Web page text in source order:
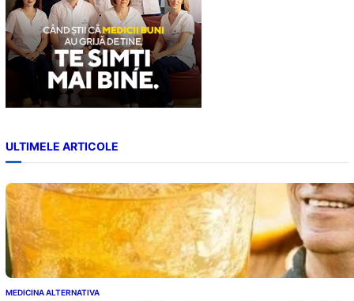
ULTIMELE ARTICOLE
MEDICINA ALTERNATIVA